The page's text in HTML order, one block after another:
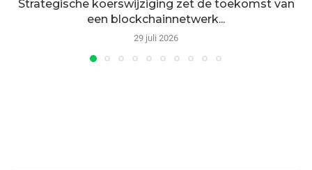
Strategische koerswijziging zet de toekomst van
een blockchainnetwerk...
29 juli 2026